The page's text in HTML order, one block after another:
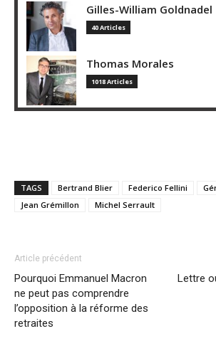
Gilles-William Goldnadel
40 Articles
Thomas Morales
1018 Articles
TAGS Bertrand Blier Federico Fellini
Jean Grémillon
Michel Serrault
Article précédent
Pourquoi Emmanuel Macron
ne peut pas comprendre
l’opposition à la réforme des
retraites
Lettre